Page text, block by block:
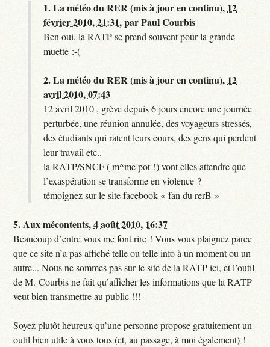
1.La météo du RER (mis à jour en continu), 12
février 2010, 21:31,parPaul Courbis
Ben oui, la RATP se prend souvent pour la grande
muette :-(
2.La météo du RER (mis à jour en continu), 12
avril 2010, 07:43
12 avril 2010 , grève depuis 6 jours encore une journée
perturbée, une réunion annulée, des voyageurs stressés,
des étudiants qui ratent leurs cours, des gens qui perdent
leur travail etc..
la RATP/SNCF ( m^me pot !) vont elles attendre que
l’exaspération se transforme en violence ?
témoignez sur le site facebook « fan du rerB »
5.Aux mécontents,4 août 2010, 16:37
Beaucoup d’entre vous me font rire ! Vous vous plaignez parce
que ce site n’a pas affiché telle ou telle info à un moment ou un
autre... Nous ne sommes pas sur le site de la RATP ici, et l’outil
de M. Courbis ne fait qu’afficher les informations que la RATP
veut bien transmettre au public !!!
Soyez plutôt heureux qu’une personne propose gratuitement un
outil bien utile à vous tous (et, au passage, à moi également) !